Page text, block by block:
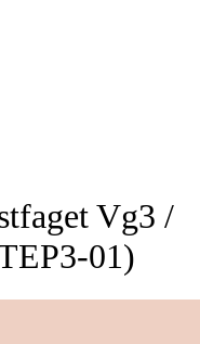
Vg3 /
01)